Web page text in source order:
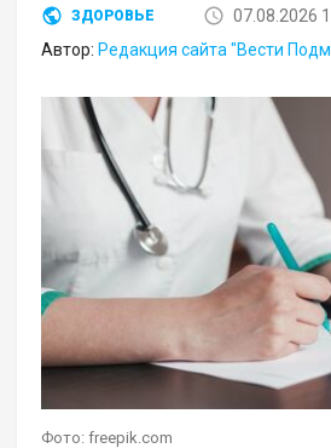
ЗДОРОВЬЕ
07.08.2026
Автор: Редакция сайта "Вести
Фото: freepik.com